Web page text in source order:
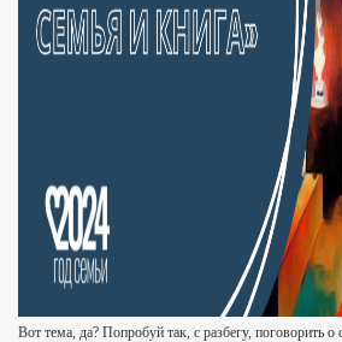
Вот тема, да? Попробуй так, с разбегу, поговорить